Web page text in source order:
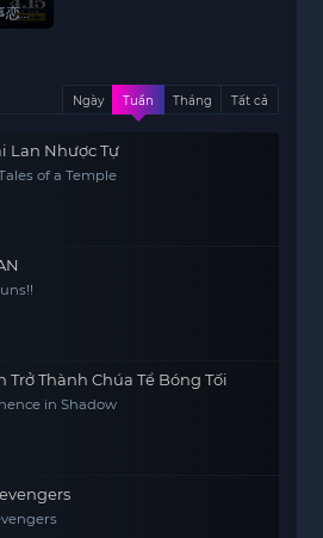
恋物
Ngày Tuần Tháng Tất cả
Lan Nhược Tự
of a Temple
Trở Thành Chúa Tể Bóng Tối
in Shadow